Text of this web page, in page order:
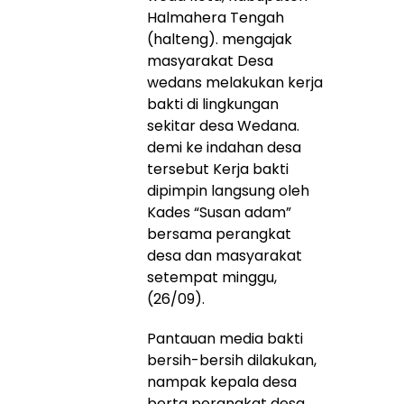
Halmahera Tengah
(halteng). mengajak
masyarakat Desa
wedans melakukan kerja
bakti di lingkungan
sekitar desa Wedana.
demi ke indahan desa
tersebut Kerja bakti
dipimpin langsung oleh
Kades “Susan adam”
bersama perangkat
desa dan masyarakat
setempat minggu,
(26/09).
Pantauan media bakti
bersih-bersih dilakukan,
nampak kepala desa